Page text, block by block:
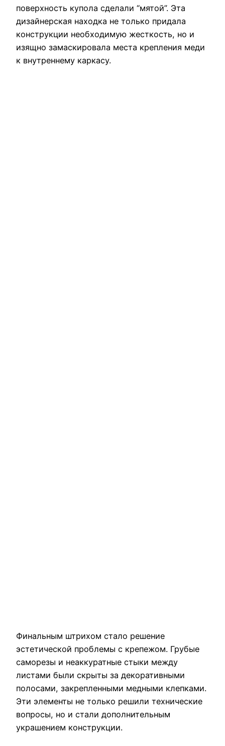
поверхность купола сделали “мятой”. Эта
дизайнерская находка не только придала
конструкции необходимую жесткость, но и
изящно замаскировала места крепления меди
к внутреннему каркасу.
Финальным штрихом стало решение
эстетической проблемы с крепежом. Грубые
саморезы и неаккуратные стыки между
листами были скрыты за декоративными
полосами, закрепленными медными клепками.
Эти элементы не только решили технические
вопросы, но и стали дополнительным
украшением конструкции.